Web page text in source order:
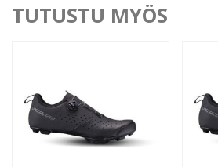
TUTUSTU MYÖS